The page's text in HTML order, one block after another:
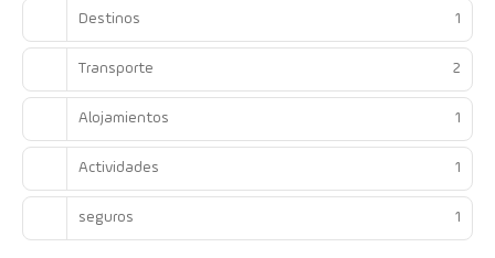
Destinos 1
Transporte 2
Alojamientos 1
Actividades 1
seguros 1